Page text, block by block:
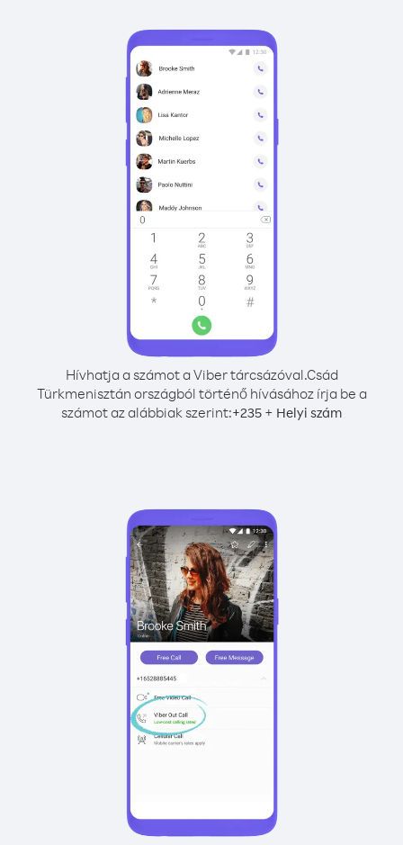
Hívhatja a számot a Viber tárcsázóval.Csád
Türkmenisztán országból történő hívásához írja be a
számot az alábbiak szerint:+235 + Helyi szám